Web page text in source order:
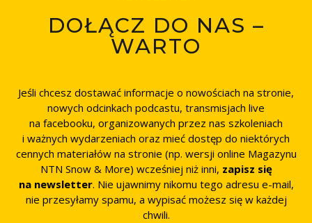
DOŁĄCZ DO NAS –
WARTO
Jeśli chcesz dostawać informacje o nowościach na stronie,
nowych odcinkach podcastu, transmisjach live
na facebooku, organizowanych przez nas szkoleniach
i ważnych wydarzeniach oraz mieć dostęp do niektórych
cennych materiałów na stronie (np. wersji online Magazynu
NTN Snow & More) wcześniej niż inni, zapisz się
na newsletter. Nie ujawnimy nikomu tego adresu e-mail,
nie przesyłamy spamu, a wypisać możesz się w każdej
chwili.